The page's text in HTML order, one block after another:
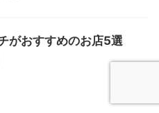
がおすすめのお店5選